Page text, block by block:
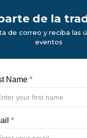
de la
de correo y reciba las
eventos